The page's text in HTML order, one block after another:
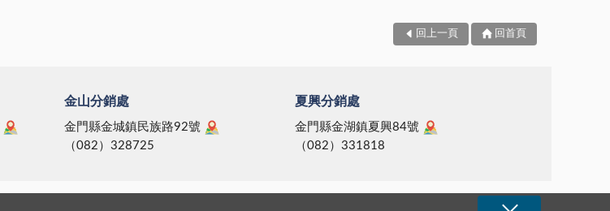
回上一頁 回首頁
金山分銷處
金門縣金城鎮民族路92號
（082）328725
夏興分銷處
金門縣金湖鎮夏興84號
（082）331818